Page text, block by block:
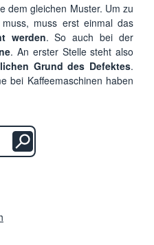
dem gleichen Muster. Um zu
muss erst einmal das
werden. So auch bei der
. An erster Stelle steht also
Grund des Defektes.
bei Kaffeemaschinen haben